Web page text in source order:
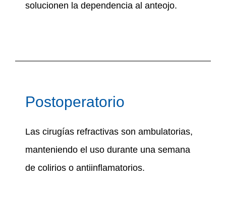
solucionen la dependencia al anteojo.
Postoperatorio
Las cirugías refractivas son ambulatorias,
manteniendo el uso durante una semana
de colirios o antiinflamatorios.